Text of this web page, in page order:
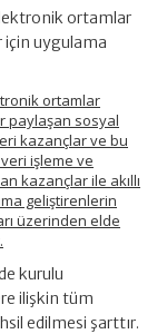
ortamlar
için uygulama
ortamlar
paylaşan sosyal
kazançlar ve bu
işleme ve
kazançlar ile akıllı
geliştirenlerin
üzerinden elde
kurulu
ilişkin tüm
edilmesi şarttır.